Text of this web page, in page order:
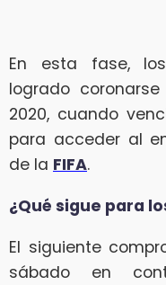
En esta fase,
logrado
2020, cuando
para acceder al
de la FIFA.
¿Qué sigue para
El siguiente
sábado en